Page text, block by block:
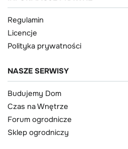
Regulamin
Licencje
Polityka prywatności
NASZE SERWISY
Budujemy Dom
Czas na Wnętrze
Forum ogrodnicze
Sklep ogrodniczy